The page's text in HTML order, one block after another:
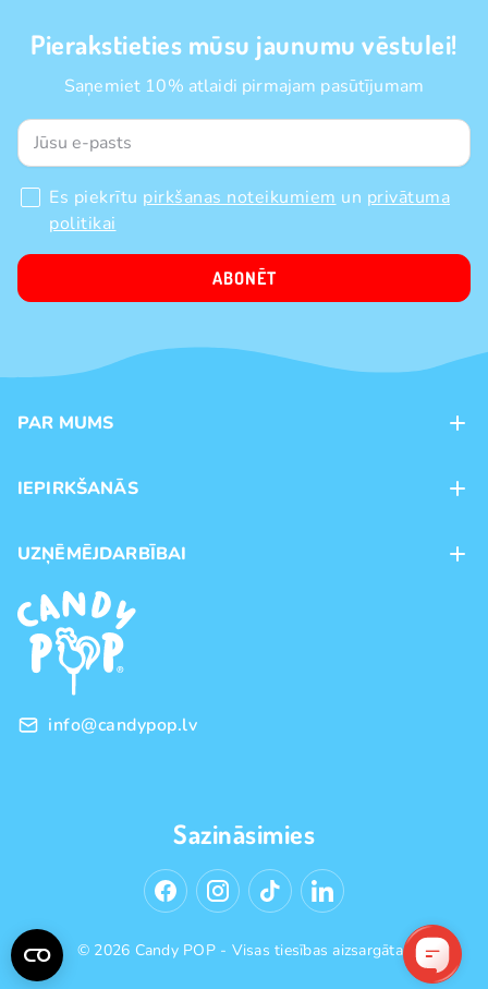
Pierakstieties mūsu jaunumu vēstulei!
Saņemiet 10% atlaidi pirmajam pasūtījumam
Es piekrītu pirkšanas noteikumiem un privātuma
politikai
ABONĒT
PAR MUMS
Veikali
Preču zīmoli
IEPIRKŠANĀS
Piegāde
Pirkšanas noteikumi
Privātuma politika
UZŅĒMĒJDARBĪBAI
Franšīze
Vairumtirdzniecība
info@candypop.lv
Sazināsimies
© 2026 Candy POP - Visas tiesības aizsargātas